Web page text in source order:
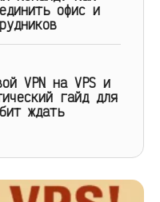
офис и
VPN на VPS и
гайд для
ждать